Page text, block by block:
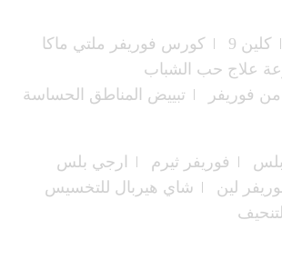
كلين 9
كورس فوريفر ملتي ماكا
علاج حب الشباب
فوريفر
تبييض المناطق الحساسة
بلس فوريفر ثيرم
ارجي بلس
لين
شاي هيربال للتخسيس